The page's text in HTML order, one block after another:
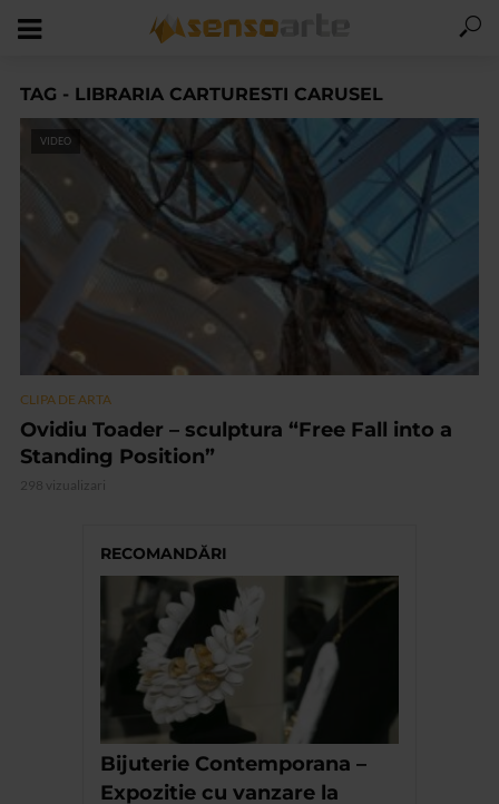
TAG - LIBRARIA CARTURESTI CARUSEL
VIDEO
CLIPA DE ARTA
Ovidiu Toader – sculptura “Free Fall into a
Standing Position”
298 vizualizari
RECOMANDĂRI
Bijuterie Contemporana –
Expozitie cu vanzare la